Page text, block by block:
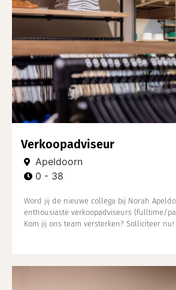
Verkoopadviseur
Apeldoorn
0 - 38
Word jij de nieuwe collega bij Norah
enthousiaste verkoopadviseurs (fulltime/
Kom jij ons team versterken? Solliciteer nu!